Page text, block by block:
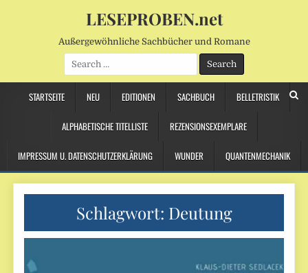
LESEPROBEN.net
Außergewöhnliche Sachbücher und Romane
Search
for:
STARTSEITE NEU EDITIONEN SACHBUCH BELLETRISTIK
ALPHABETISCHE TITELLISTE REZENSIONSEXEMPLARE
IMPRESSUM U. DATENSCHUTZERKLÄRUNG WUNDER QUANTENMECHANIK
Schlagwort: Deutung